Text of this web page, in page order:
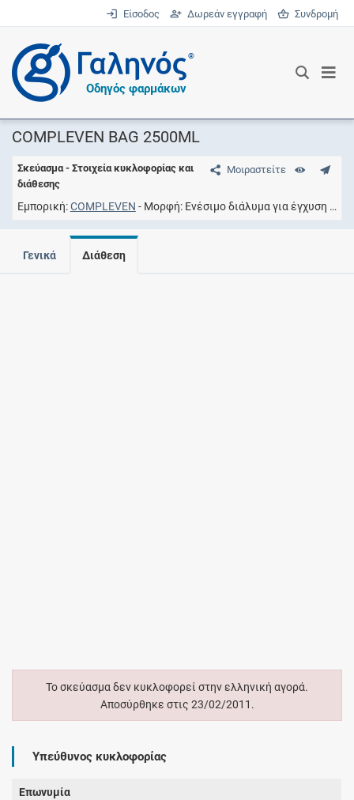
Είσοδος Δωρεάν εγγραφή Συνδρομή
®
Οδηγός φαρμάκων
COMPLEVEN BAG 2500ML
Μοιραστείτε
Σκεύασμα - Στοιχεία κυκλοφορίας και
διάθεσης
Εμπορική COMPLEVEN Μορφή Eνέσιμο διάλυμα για έγχυση
Γενικά Διάθεση
Το σκεύασμα δεν κυκλοφορεί στην ελληνική αγορά.
Αποσύρθηκε στις 23/02/2011.
Υπεύθυνος κυκλοφορίας
Επωνυμία